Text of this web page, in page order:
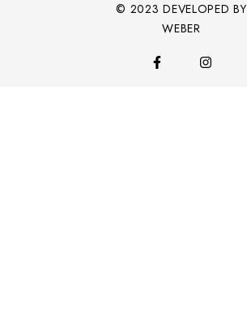
© 2023 DEVELOPED BY
WEBER